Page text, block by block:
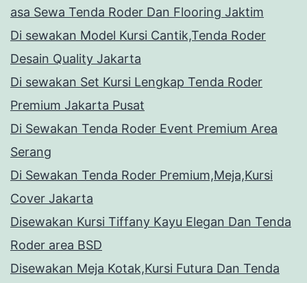
asa Sewa Tenda Roder Dan Flooring Jaktim
Di sewakan Model Kursi Cantik,Tenda Roder
Desain Quality Jakarta
Di sewakan Set Kursi Lengkap Tenda Roder
Premium Jakarta Pusat
Di Sewakan Tenda Roder Event Premium Area
Serang
Di Sewakan Tenda Roder Premium,Meja,Kursi
Cover Jakarta
Disewakan Kursi Tiffany Kayu Elegan Dan Tenda
Roder area BSD
Disewakan Meja Kotak,Kursi Futura Dan Tenda